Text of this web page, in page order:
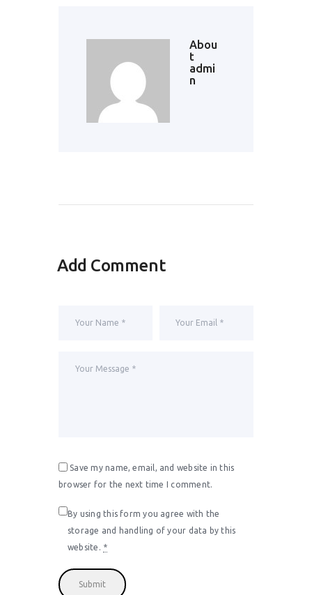
Abou
t
admi
n
Add Comment
Save my name, email, and website in this
browser for the next time I comment.
By using this form you agree with the
storage and handling of your data by this
website. *